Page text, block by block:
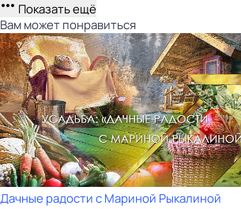
Показать ещё
Вам может понравиться
Дачные радости с Мариной Рыкалиной